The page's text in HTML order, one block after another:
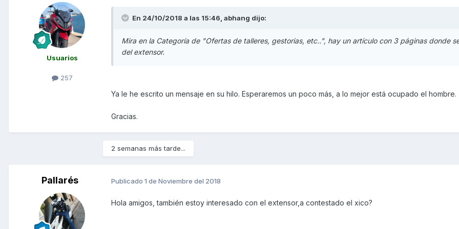
Usuarios
257
En 24/10/2018 a las 15:46, abhang dijo:
Mira en la Categoría de "Ofertas de talleres, gestorias, etc..", hay un artículo con 3 páginas donde
del extensor.
Ya le he escrito un mensaje en su hilo. Esperaremos un poco más, a lo mejor está ocupado el hombre.
Gracias.
2 semanas más tarde...
Pallarés Publicado 1 de Noviembre del 2018
Hola amigos, también estoy interesado con el extensor,a contestado el xico?